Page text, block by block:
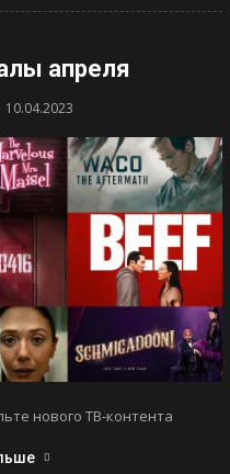
апреля
10.04.2023
нового ТВ-контента